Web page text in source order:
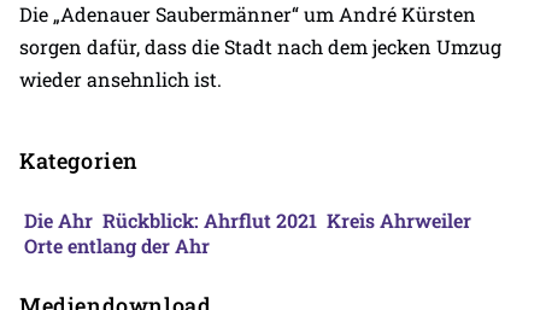
Die „Adenauer Saubermänner“ um André Kürsten
sorgen dafür, dass die Stadt nach dem jecken Umzug
wieder ansehnlich ist.
Kategorien
Die Ahr Rückblick: Ahrflut 2021 Kreis Ahrweiler
Orte entlang der Ahr